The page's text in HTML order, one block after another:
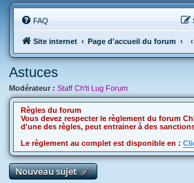
FAQ
Site internet Page d'accueil du forum
Astuces
Modérateur : Staff Ch'ti Lug Forum
Règles du forum
Vous devez respecter le règlement du forum
d'une des règles, peut entrainer à des
Le règlement au complet est disponible en :
Nouveau sujet